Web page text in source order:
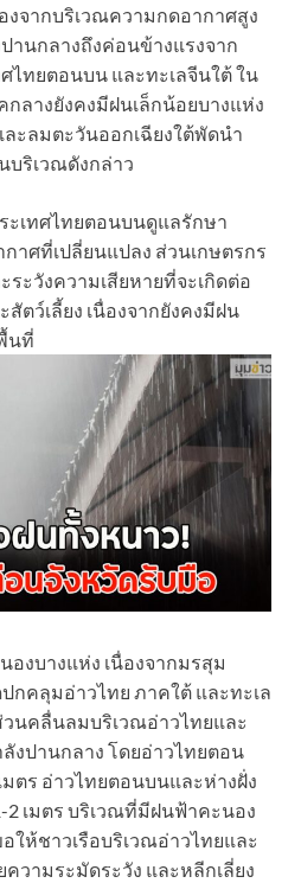
งจากบริเวณความกดอากาศสูง
านกลางถึงค่อนข้างแรงจาก
ไทยตอนบน และทะเลจีนใต้ ใน
ลางยังคงมีฝนเล็กน้อยบางแห่ง
ะลมตะวันออกเฉียงใต้พัดนำ
บริเวณดังกล่าว
เทศไทยตอนบนดูแลรักษา
าศที่เปลี่ยนแปลง ส่วนเกษตรกร
ระวังความเสียหายที่จะเกิดต่อ
ตว์เลี้ยง เนื่องจากยังคงมีฝน
นที่
งบางแห่ง เนื่องจากมรสุม
กคลุมอ่าวไทย ภาคใต้ และทะเล
นคลื่นลมบริเวณอ่าวไทยและ
งปานกลาง โดยอ่าวไทยตอน
ตร อ่าวไทยตอนบนและห่างฝั่ง
เมตร บริเวณที่มีฝนฟ้าคะนอง
ให้ชาวเรือบริเวณอ่าวไทยและ
วามระมัดระวัง และหลีกเลี่ยง